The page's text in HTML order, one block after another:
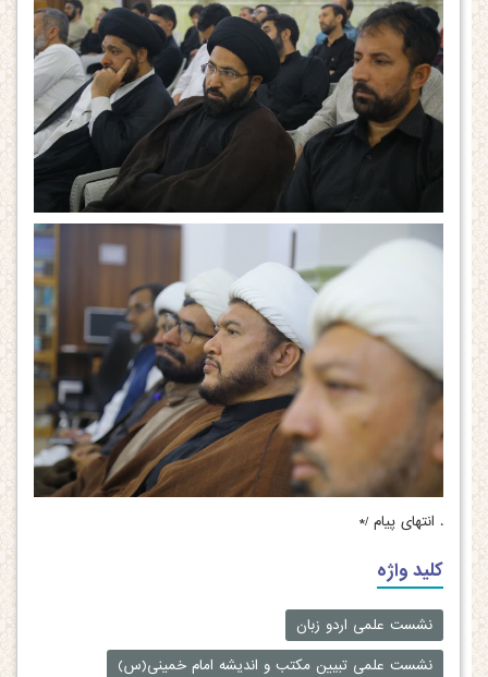
. انتهای پیام /*
کلید واژه
نشست علمی اردو زبان
نشست علمی تبیین مکتب و اندیشه امام خمینی(س)